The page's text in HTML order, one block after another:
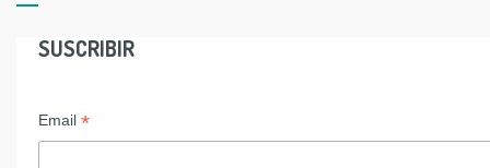
SUSCRIBIR
Email *